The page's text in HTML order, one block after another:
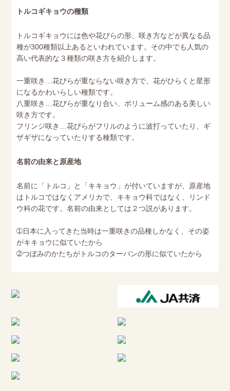
トルコギキョウの種類
トルコギキョウには色や花びらの形、咲き方などが異なる品
種が300種類以上あるといわれています。その中でも人気の
高い代表的な３種類の咲き方を紹介します。
一重咲き…花びらが重ならない咲き方で、花がひらくと星形
になるかわいらしい種類です。
八重咲き…花びらが重なり合い、ボリューム感のある美しい
咲き方です。
フリンジ咲き…花びらがフリルのように波打っていたり、ギ
ザギザになっていたりする種類です。
名前の由来と原産地
名前に「トルコ」と「キキョウ」が付いていますが、原産地
はトルコではなくアメリカで、キキョウ科ではなく、リンド
ウ科の花です。名前の由来としては２つ説があります。
➀日本に入ってきた当時は一重咲きの品種しかなく、その姿
がキキョウに似ていたから
➁つぼみのかたちがトルコのターバンの形に似ていたから